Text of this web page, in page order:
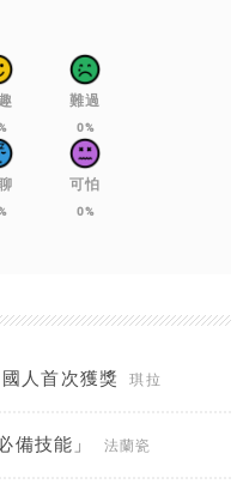
難過
0%
可怕
0%
人首次獲獎
琪拉
備技能」
法蘭瓷